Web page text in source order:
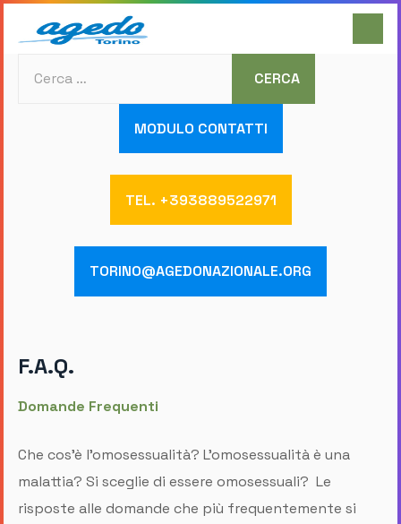
CERCA
MODULO CONTATTI
TEL. +393889522971
TORINO@AGEDONAZIONALE.ORG
F.A.Q.
Domande Frequenti
Che cos'è l'omosessualità? L'omosessualità è una
malattia? Si sceglie di essere omosessuali? Le
risposte alle domande che più frequentemente si